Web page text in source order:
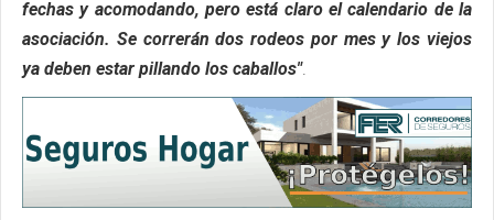
fechas y acomodando, pero está claro el calendario de la
asociación. Se correrán dos rodeos por mes y los viejos
ya deben estar pillando los caballos".